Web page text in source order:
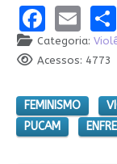
Categoria:
Acessos: 4773
FEMINISMO
PUCAM